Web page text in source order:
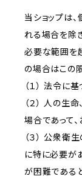
当ショップは
れる場合を除
必要な範囲を
の場合はこの
（１） 法令に
（２） 人の生
場合であって
（３） 公衆衛
に特に必要が
が困難である